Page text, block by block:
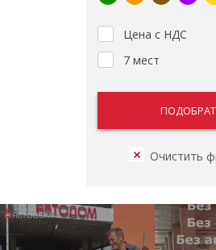
Цена с НДС
7 мест